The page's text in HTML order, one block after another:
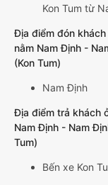
Kon Tum từ
Địa điểm đón
nằm Nam Định -
(Kon Tum)
Nam Định
Địa điểm trả khách
Nam Định - Nam
Tum)
Bến xe Kon